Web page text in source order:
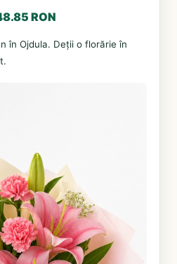
RON
în Ojdula. Deții o florărie în